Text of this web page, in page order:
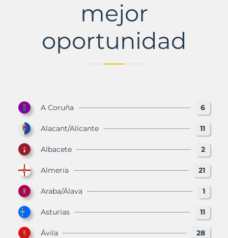
mejor
oportunidad
A Coruña 6
Alacant/Alicante 11
Albacete 2
Almería 21
Araba/Álava 1
Asturias 11
Ávila 28